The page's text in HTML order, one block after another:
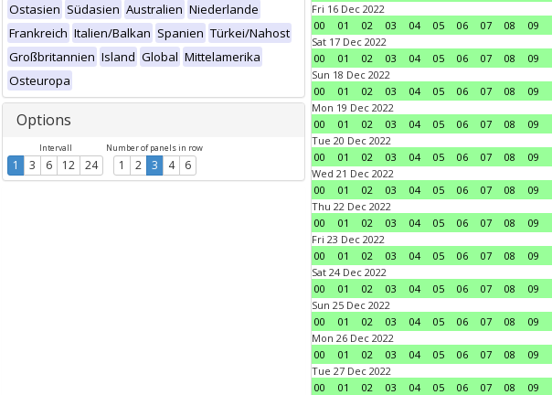
Ostasien Südasien Australien Niederlande
Frankreich Italien/Balkan Spanien Türkei/Nahost
Großbritannien Island Global Mittelamerika
Osteuropa
Options
Intervall
1 3 6 12 24
Number of panels in row
1 2 3 4 6
Fri 16 Dec 2022
00
01 02 03 04 05 06 07 08 09
Sat 17 Dec 2022
00
01 02 03 04 05 06 07 08 09
Sun 18 Dec 2022
00
01 02 03 04 05 06 07 08 09
Mon 19 Dec 2022
00
01 02 03 04 05 06 07 08 09
Tue 20 Dec 2022
00
01 02 03 04 05 06 07 08 09
Wed 21 Dec 2022
00
01 02 03 04 05 06 07 08 09
Thu 22 Dec 2022
00
01 02 03 04 05 06 07 08 09
Fri 23 Dec 2022
00
01 02 03 04 05 06 07 08 09
Sat 24 Dec 2022
00
01 02 03 04 05 06 07 08 09
Sun 25 Dec 2022
00
01 02 03 04 05 06 07 08 09
Mon 26 Dec 2022
00
01 02 03 04 05 06 07 08 09
Tue 27 Dec 2022
00
01 02 03 04 05 06 07 08 09